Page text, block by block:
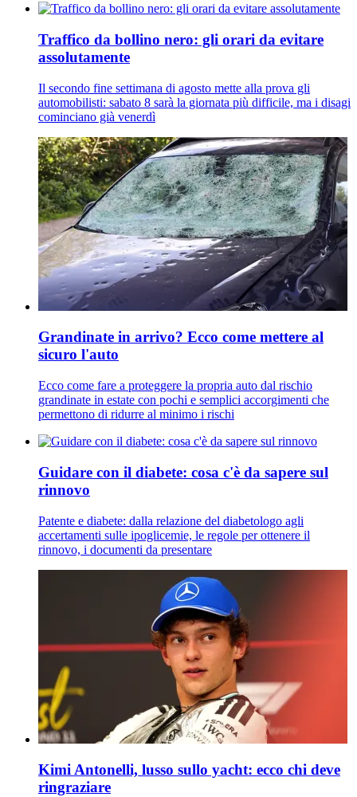
Traffico da bollino nero: gli orari da evitare
assolutamente
Il secondo fine settimana di agosto mette alla prova gli
automobilisti: sabato 8 sarà la giornata più difficile, ma i disagi
cominciano già venerdì
Grandinate in arrivo? Ecco come mettere al
sicuro l'auto
Ecco come fare a proteggere la propria auto dal rischio
grandinate in estate con pochi e semplici accorgimenti che
permettono di ridurre al minimo i rischi
Guidare con il diabete: cosa c'è da sapere sul
rinnovo
Patente e diabete: dalla relazione del diabetologo agli
accertamenti sulle ipoglicemie, le regole per ottenere il
rinnovo, i documenti da presentare
Kimi Antonelli, lusso sullo yacht: ecco chi deve
ringraziare